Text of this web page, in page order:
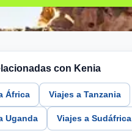
con Kenia
África Viajes a Tanzania
Uganda Viajes a Sudáfrica